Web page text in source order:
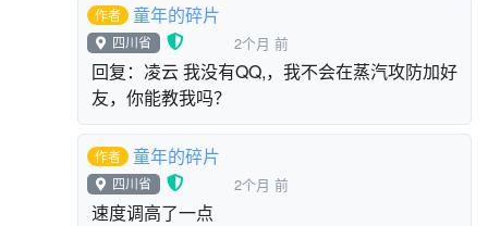
作者 童年的碎片
四川省 2个月 前
回复：凌云 我没有QQ,，我不会在蒸汽攻防加好
友，你能教我吗？
作者 童年的碎片
四川省 2个月 前
速度调高了一点